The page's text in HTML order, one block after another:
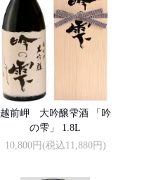
越前岬 大吟醸雫酒 「吟
の雫」 1.8L
10,800円(税込11,880円)